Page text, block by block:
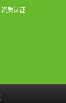
资质认证